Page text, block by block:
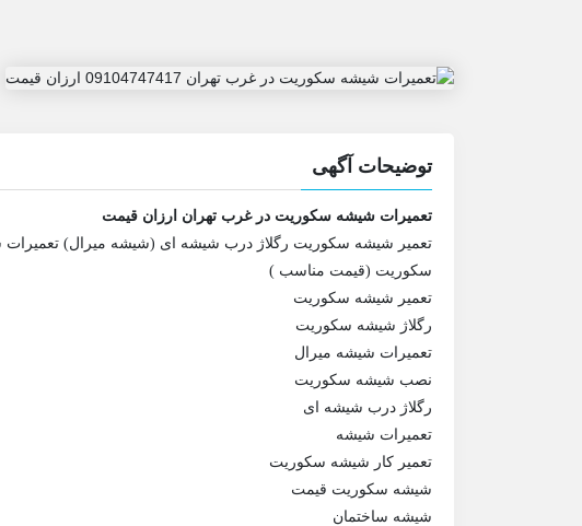
توضیحات آگهی
تعمیرات شیشه سکوریت در غرب تهران ارزان قیمت
تعمیر شیشه سکوریت رگلاژ درب شیشه ای (شیشه میرال)
سکوریت (قیمت مناسب )
تعمیر شیشه سکوریت
رگلاژ شیشه سکوریت
تعمیرات شیشه میرال
نصب شیشه سکوریت
رگلاژ درب شیشه ای
تعمیرات شیشه
تعمیر کار شیشه سکوریت
شیشه سکوریت قیمت
شیشه ساختمان